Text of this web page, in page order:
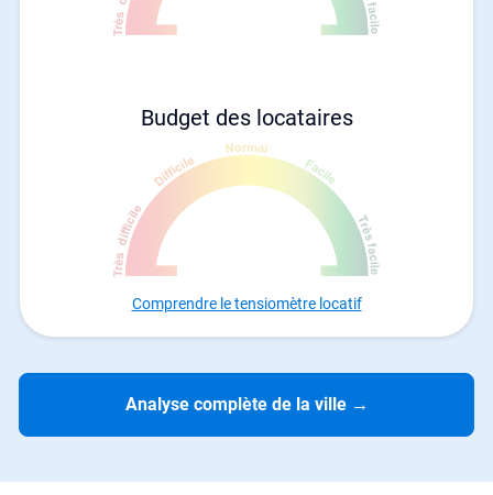
Budget des locataires
Comprendre le tensiomètre locatif
Analyse complète de la ville →